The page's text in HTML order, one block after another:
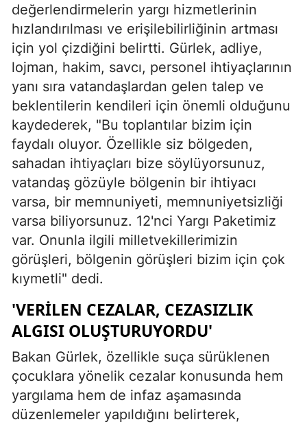
değerlendirmelerin yargı hizmetlerinin
hızlandırılması ve erişilebilirliğinin artması
için yol çizdiğini belirtti. Gürlek, adliye,
lojman, hakim, savcı, personel ihtiyaçlarının
yanı sıra vatandaşlardan gelen talep ve
beklentilerin kendileri için önemli olduğunu
kaydederek, "Bu toplantılar bizim için
faydalı oluyor. Özellikle siz bölgeden,
sahadan ihtiyaçları bize söylüyorsunuz,
vatandaş gözüyle bölgenin bir ihtiyacı
varsa, bir memnuniyeti, memnuniyetsizliği
varsa biliyorsunuz. 12'nci Yargı Paketimiz
var. Onunla ilgili milletvekillerimizin
görüşleri, bölgenin görüşleri bizim için çok
kıymetli" dedi.
'VERİLEN CEZALAR, CEZASIZLIK
ALGISI OLUŞTURUYORDU'
Bakan Gürlek, özellikle suça sürüklenen
çocuklara yönelik cezalar konusunda hem
yargılama hem de infaz aşamasında
düzenlemeler yapıldığını belirterek,